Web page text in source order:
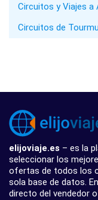
Circuitos y Viajes a
Circuitos de
elijoviaje.es – es la
seleccionar los
ofertas de todos los
sola base de datos.
directo del vendedor